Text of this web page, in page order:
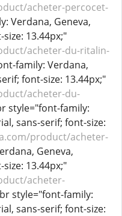
acheter-percocet-
Verdana, Geneva,
13.44px;"
acheter-du-ritalin-
family: Verdana,
font-size: 13.44px;"
acheter-du-
style="font-family:
sans-serif; font-size:
product/acheter-
Geneva,
13.44px;"
acheter-
style="font-family:
sans-serif; font-size: